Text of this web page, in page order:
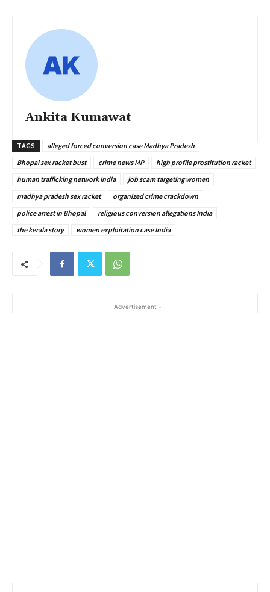
Ankita Kumawat
TAGS
alleged forced conversion case Madhya Pradesh
Bhopal sex racket bust
crime news MP
high profile prostitution racket
human trafficking network India
job scam targeting women
madhya pradesh sex racket
organized crime crackdown
police arrest in Bhopal
religious conversion allegations India
the kerala story
women exploitation case India
- Advertisement -